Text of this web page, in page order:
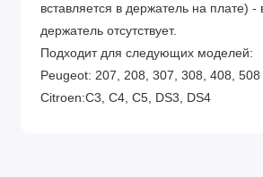
вставляется в держатель на плате)
держатель отсутствует.
Подходит для следующих моделей:
Peugeot: 207, 208, 307, 308, 408, 508
Citroen:C3, C4, C5, DS3, DS4